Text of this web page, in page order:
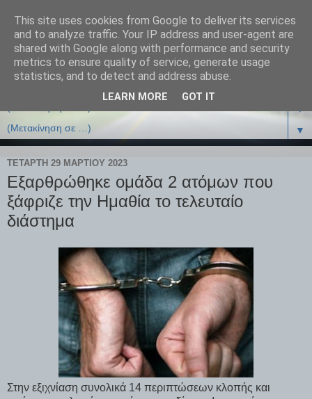
▼
▼
ΤΕΤΆΡΤΗ 29 ΜΑΡΤΊΟΥ 2023
Εξαρθρώθηκε ομάδα 2 ατόμων που
ξάφριζε την Ημαθία το τελευταίο
διάστημα
Στην εξιχνίαση συνολικά 14 περιπτώσεων κλοπής και
This site uses cookies from Google to deliver its services
and to analyze traffic. Your IP address and user-agent are
shared with Google along with performance and security
metrics to ensure quality of service, generate usage
statistics, and to detect and address abuse.
LEARN MORE GOT IT